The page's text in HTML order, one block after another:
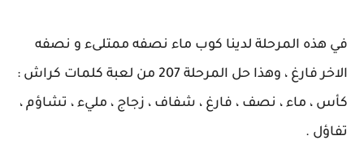
في هذه المرحلة لدينا كوب ماء نصفه ممتلىء و نصفه
الاخر فارغ ، وهذا حل المرحلة 207 من لعبة كلمات كراش :
كأس ، ماء ، نصف ، فارغ ، شفاف ، زجاج ، مليء ، تشاؤم ،
تفاؤل .